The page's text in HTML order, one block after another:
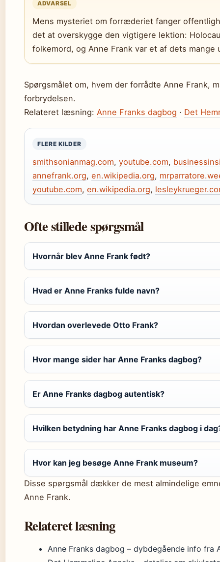
ADVARSEL
Mens mysteriet om forræderiet fanger
det at overskygge den vigtigere lektion:
folkemord, og Anne Frank var et af dets mange
Spørgsmålet om, hvem der forrådte Anne Frank,
forbrydelsen.
Relateret læsning: Anne Franks dagbog · Det
FLERE KILDER
smithsonianmag.com, youtube.com,
annefrank.org, en.wikipedia.org,
youtube.com, en.wikipedia.org,
Ofte stillede spørgsmål
Hvornår blev Anne Frank født?
Hvad er Anne Franks fulde navn?
Hvordan overlevede Otto Frank?
Hvor mange sider har Anne Franks dagbog?
Er Anne Franks dagbog autentisk?
Hvilken betydning har Anne Franks dagbog i
Hvor kan jeg besøge Anne Frank museum?
Disse spørgsmål dækker de mest almindelige
Anne Frank.
Relateret læsning
Anne Franks dagbog – dybdegående info fra